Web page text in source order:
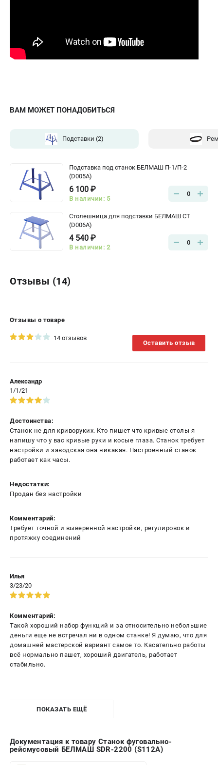
ВАМ МОЖЕТ ПОНАДОБИТЬСЯ
Подставки (2)
Подставка под станок БЕЛМАШ П-1/П-2
(D005A)
6 100 ₽
В наличии: 5
0
Столешница для подставки БЕЛМАШ СТ
(D006A)
4 540 ₽
В наличии: 2
0
Отзывы (14)
Отзывы о товаре
14 отзывов
Оставить отзыв
Александр
1/1/21
Достоинства:
Станок не для криворуких. Кто пишет что кривые столы я
напишу что у вас кривые руки и косые глаза. Станок требует
настройки и заводская она никакая. Настроенный станок
работает как часы.
Недостатки:
Продан без настройки
Комментарий:
Требует точной и выверенной настройки, регулировок и
протяжку соединений
Илья
3/23/20
Комментарий:
Такой хороший набор функций и за относительно небольшие
деньги еще не встречал ни в одном станке! Я думаю, что для
домашней мастерской вариант самое то. Касательно работы
всё нормально пашет, хороший двигатель, работает
стабильно.
ПОКАЗАТЬ ЕЩЁ
Документация к товару Станок фуговально-
рейсмусовый БЕЛМАШ SDR-2200 (S112A)